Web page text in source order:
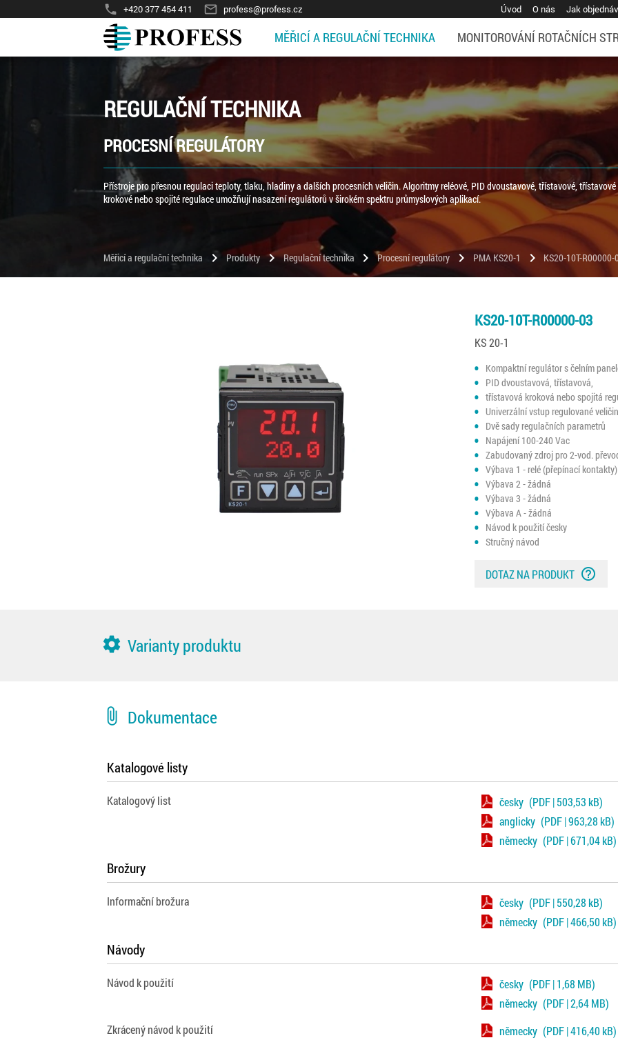
phone +420 377 454 411 mail_outline profess@profess.cz Úvod O nás Jak
MĚŘICÍ A REGULAČNÍ TECHNIKA MONITOROVÁNÍ ROTAČNÍCH
REGULAČNÍ TECHNIKA
PROCESNÍ REGULÁTORY
Přístroje pro přesnou regulaci teploty, tlaku, hladiny a dalších procesních veličin. Algoritmy reléové, PID dvoustavové, třístavové, třístavové
krokové nebo spojité regulace umožňují nasazení regulátorů v širokém spektru průmyslových aplikací.
Měřicí a regulační technika chevron_right Produkty chevron_right Regulační technika chevron_right Procesní regulátory chevron_right PMA KS20-1 chevron_right KS20-10T-R00000-
KS20-10T-R00000-03
KS 20-1
Kompaktní regulátor s čelním
PID dvoustavová, třístavová,
třístavová kroková nebo spojitá
Univerzální vstup regulované
Dvě sady regulačních parametrů
Napájení 100-240 Vac
Zabudovaný zdroj pro 2-vod.
Výbava 1 - relé (přepínací kontakty)
Výbava 2 - žádná
Výbava 3 - žádná
Výbava A - žádná
Návod k použití česky
Stručný návod
DOTAZ NA PRODUKT help_outline
settings Varianty produktu
attach_file Dokumentace
Katalogové listy
Katalogový list česky (PDF | 503,53 kB)
anglicky (PDF | 963,28 kB)
německy (PDF | 671,04 kB)
Brožury
Informační brožura česky (PDF | 550,28 kB)
německy (PDF | 466,50 kB)
Návody
Návod k použití česky (PDF | 1,68 MB)
německy (PDF | 2,64 MB)
Zkrácený návod k použití
německy (PDF | 416,40 kB)